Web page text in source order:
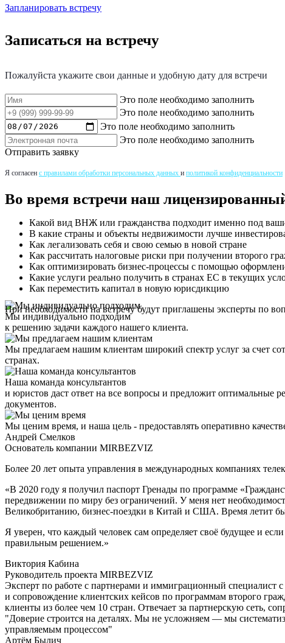
Запланировать встречу
Записаться на встречу
Пожалуйста укажите свои данные и удобную дату для встречи
Это поле необходимо заполнить
Это поле необходимо заполнить
Это поле необходимо заполнить
Это поле необходимо заполнить
Отправить заявку
Я согласен с правилами обработки персональных данных и политикой конфиденциальности
Во время встречи наш
Какой вид ВНЖ или гражданства подходит именно под
В какие страны и объекты недвижимости лучше
Как легализовать себя и свою семью в новой стране
Как рассчитать налоговые риски при получении второго
Как оптимизировать бизнес-процессы с помощью
Какие услуги реально получить в странах ЕС в текущих
Как переместить капитал в новую юрисдикцию
При необходимости на встречу будут приглашены эксперты по
Мы индивидуально подходим
к решению задачи каждого нашего клиента.
Мы предлагаем нашим клиентам широкий спектр услуг за счет
странах.
Наша команда консультантов
и юристов даст ответ на все вопросы и предложит
документов.
Мы ценим время, и наша цель - предоставлять оперативно
Андрей Смелков
Основатель компании MIRBEZVIZ
Более 20 лет опыта управления в международных компаниях
«В 2020 году я получил паспорт Гренады по программе
передвижении по миру без ограничений. У меня нет
Великобританию, бизнес-поездки в Китай и США. Время летит
Я уверен, что каждый человек сам определяет своё будущее и
правильным решением.»
Виктория Кабина
Руководитель проекта MIRBEZVIZ
Эксперт по работе с партнерами и иммиграционный специалист
и сопровождение клиентских кейсов по программам второго
клиенты из более чем 10 стран. Отвечает за партнерскую сеть,
"Доверие строится на деталях. Мы не усложняем — мы
управляемым процессом"
Артём Былич